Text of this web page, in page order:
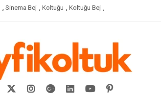
, Sinema Bej , Koltuğu , Koltuğu Bej ,